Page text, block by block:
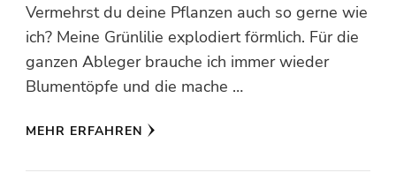
Vermehrst du deine Pflanzen auch so gerne wie
ich? Meine Grünlilie explodiert förmlich. Für die
ganzen Ableger brauche ich immer wieder
Blumentöpfe und die mache …
MEHR ERFAHREN